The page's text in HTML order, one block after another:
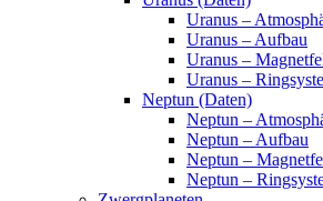
Uranus –
Uranus – Aufbau
Uranus –
Uranus –
Neptun (Daten)
Neptun –
Neptun – Aufbau
Neptun –
Neptun –